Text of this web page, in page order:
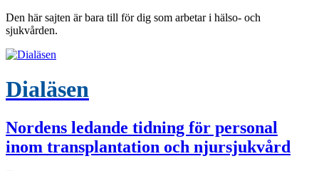
Den här sajten är bara till för dig som arbetar i hälso- och
sjukvården.
Dialäsen
Nordens ledande tidning för personal
inom transplantation och njursjukvård